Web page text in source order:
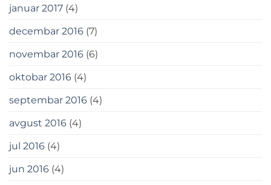
januar 2017 (4)
decembar 2016 (7)
novembar 2016 (6)
oktobar 2016 (4)
septembar 2016 (4)
avgust 2016 (4)
jul 2016 (4)
jun 2016 (4)